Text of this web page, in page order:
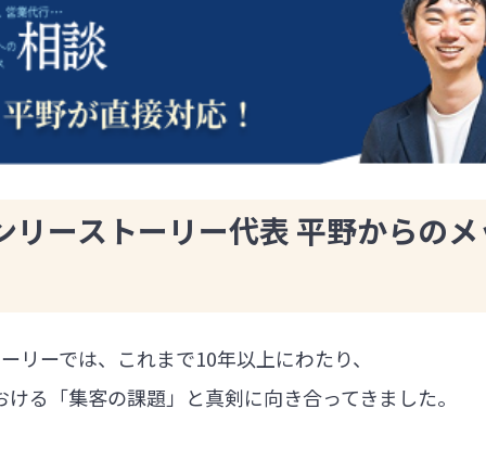
リーストーリー代表 平野からの
リーでは、これまで10年以上にわたり、
る「集客の課題」と真剣に向き合ってきました。